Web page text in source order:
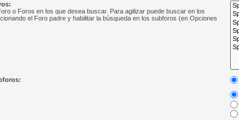
o Foros en los que desea buscar. Para agilizar puede buscar en los
el Foro padre y habilitar la búsqueda en los subforos (en Opciones